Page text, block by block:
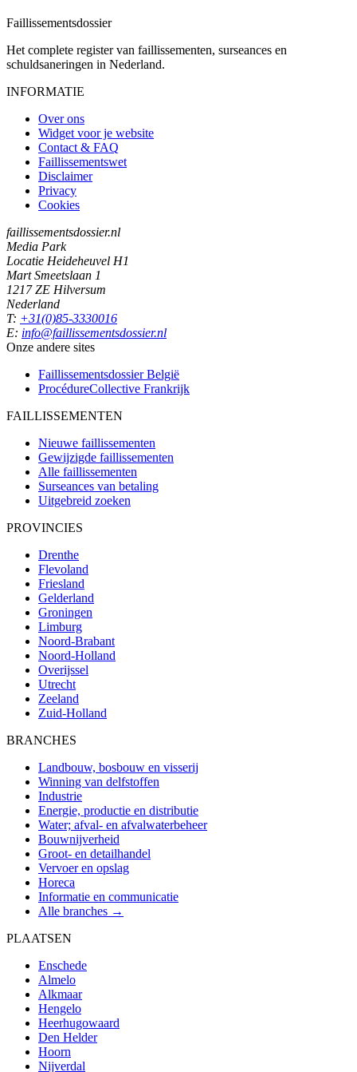
Faillissementsdossier
Het complete register van faillissementen, surseances en
schuldsaneringen in Nederland.
INFORMATIE
Over ons
Widget voor je website
Contact & FAQ
Faillissementswet
Disclaimer
Privacy
Cookies
faillissementsdossier.nl
Media Park
Locatie Heideheuvel H1
Mart Smeetslaan 1
1217 ZE Hilversum
Nederland
T: +31(0)85-3330016
E: info@faillissementsdossier.nl
Onze andere sites
Faillissementsdossier België
ProcédureCollective Frankrijk
FAILLISSEMENTEN
Nieuwe faillissementen
Gewijzigde faillissementen
Alle faillissementen
Surseances van betaling
Uitgebreid zoeken
PROVINCIES
Drenthe
Flevoland
Friesland
Gelderland
Groningen
Limburg
Noord-Brabant
Noord-Holland
Overijssel
Utrecht
Zeeland
Zuid-Holland
BRANCHES
Landbouw, bosbouw en visserij
Winning van delfstoffen
Industrie
Energie, productie en distributie
Water; afval- en afvalwaterbeheer
Bouwnijverheid
Groot- en detailhandel
Vervoer en opslag
Horeca
Informatie en communicatie
Alle branches →
PLAATSEN
Enschede
Almelo
Alkmaar
Hengelo
Heerhugowaard
Den Helder
Hoorn
Nijverdal